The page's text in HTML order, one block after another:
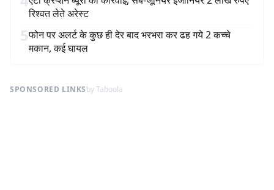
रिश्वत लेते अरेस्ट
5फोन पर अलर्ट के कुछ ही देर बाद भरभरा कर ढह गये 2 कच्चे
मकान, कई घायल
SPONSORED LINKSby Taboola